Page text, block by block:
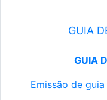
GUIA
GUIA
Emissão de